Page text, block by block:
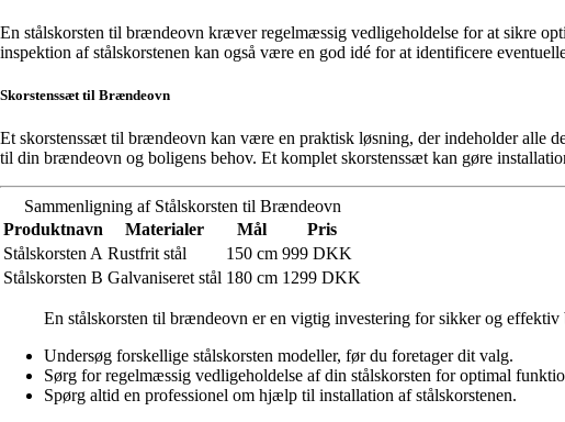
En stålskorsten til brændeovn kræver regelmæssig vedligeholdelse for at sikre
inspektion af stålskorstenen kan også være en god idé for at identificere
Skorstenssæt til Brændeovn
Et skorstenssæt til brændeovn kan være en praktisk løsning, der indeholder alle
til din brændeovn og boligens behov. Et komplet skorstenssæt kan gøre
Sammenligning af Stålskorsten til Brændeovn
Produktnavn
Materialer Mål
Pris
Stålskorsten A Rustfrit stål 150 cm 999 DKK
Stålskorsten B Galvaniseret stål 180 cm 1299 DKK
En stålskorsten til brændeovn er en vigtig investering for sikker og
Undersøg forskellige stålskorsten modeller, før du foretager dit valg.
Sørg for regelmæssig vedligeholdelse af din stålskorsten for optimal
Spørg altid en professionel om hjælp til installation af stålskorstenen.